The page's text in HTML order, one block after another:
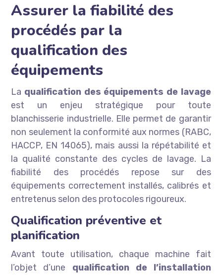
Assurer la fiabilité des
procédés par la
qualification des
équipements
La qualification des équipements de lavage
est un enjeu stratégique pour toute
blanchisserie industrielle. Elle permet de garantir
non seulement la conformité aux normes (RABC,
HACCP, EN 14065), mais aussi la répétabilité et
la qualité constante des cycles de lavage. La
fiabilité des procédés repose sur des
équipements correctement installés, calibrés et
entretenus selon des protocoles rigoureux.
Qualification préventive et
planification
Avant toute utilisation, chaque machine fait
l’objet d’une qualification de l’installation